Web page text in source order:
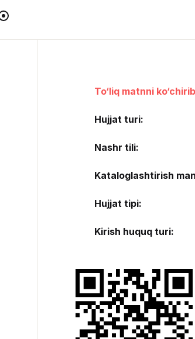
To‘liq matnni
Hujjat turi:
Nashr tili:
Kataloglashtirish
Hujjat tipi:
Kirish huquq turi: